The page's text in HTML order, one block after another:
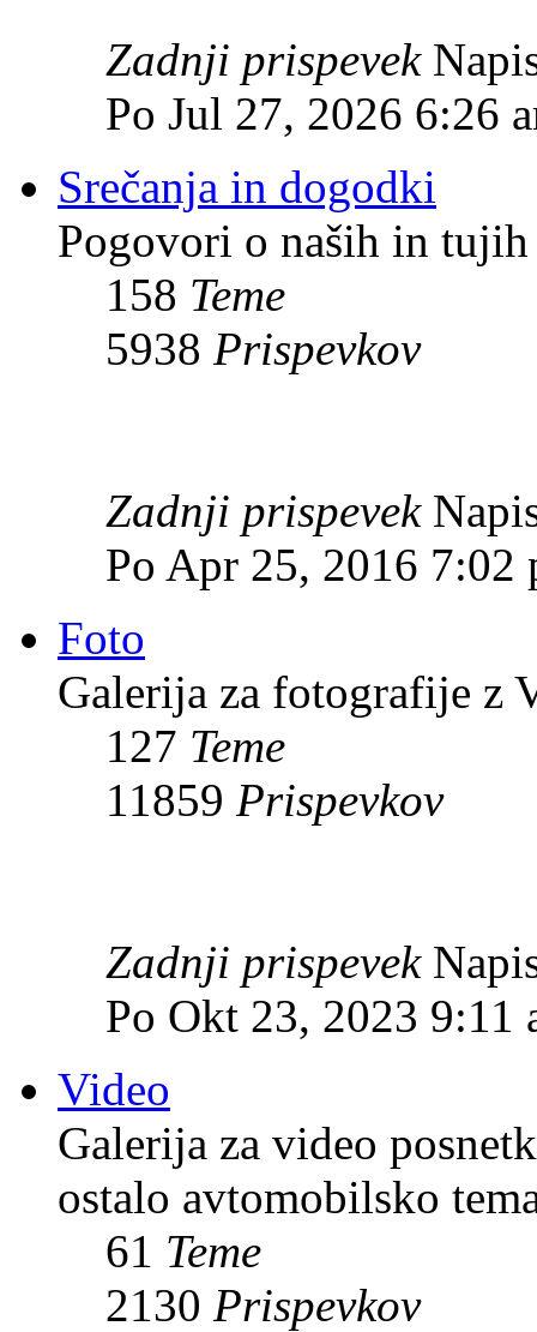
Zadnji prispevek
Po Jul 27, 2026 6:26
Srečanja in dogodki
Pogovori o naših in
158 Teme
5938 Prispevkov
Zadnji prispevek
Po Apr 25, 2016 7:02
Foto
Galerija za fotografije z
127 Teme
11859 Prispevkov
Zadnji prispevek
Po Okt 23, 2023 9:11
Video
Galerija za video
ostalo avtomobilsko
61 Teme
2130 Prispevkov